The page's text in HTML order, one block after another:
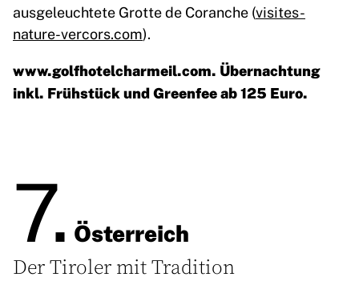
ausgeleuchtete Grotte de Coranche (visites-
nature-vercors.com).
www.golfhotelcharmeil.com. Übernachtung
inkl. Frühstück und Greenfee ab 125 Euro.
7. Österreich
Der Tiroler mit Tradition